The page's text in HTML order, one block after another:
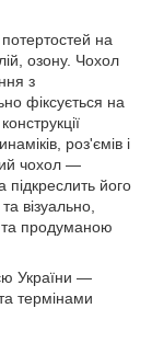
на
озону. Чохол
з
фіксується на
роз'ємів і
чохол —
підкреслить його
візуально,
та продуманою
України —
термінами